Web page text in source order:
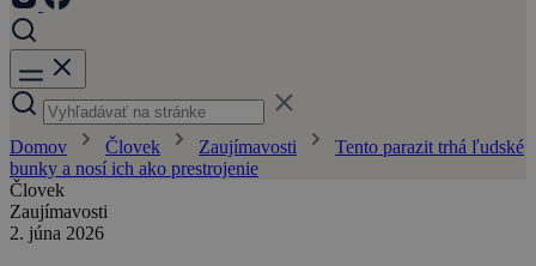
Domov Človek Zaujímavosti
Tento parazit trhá ľudské
bunky a nosí ich ako prestrojenie
Človek
Zaujímavosti
2. júna 2026